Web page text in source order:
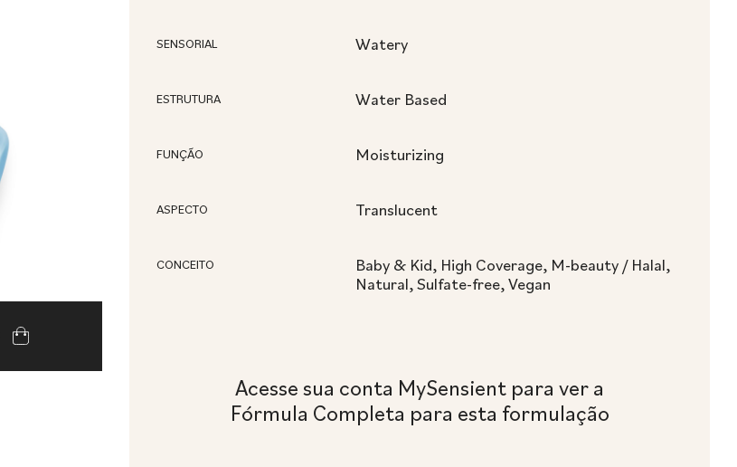
SENSORIAL Watery
ESTRUTURA Water Based
FUNÇÃO Moisturizing
ASPECTO Translucent
CONCEITO
Baby & Kid, High Coverage, M-beauty / Halal,
Natural, Sulfate-free, Vegan
Acesse sua conta MySensient para ver a
Fórmula Completa para esta formulação